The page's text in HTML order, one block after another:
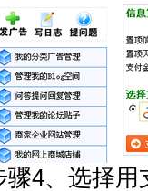
骤4、选择用